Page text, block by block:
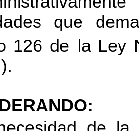
que
126 de
la Ley